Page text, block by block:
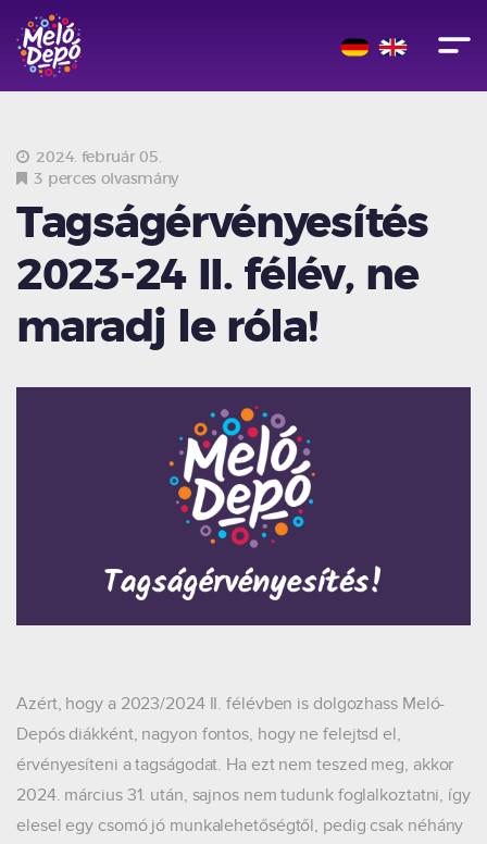
2024. február 05.
3 perces olvasmány
Tagságérvényesítés
2023-24 II. félév, ne
maradj le róla!
Azért, hogy a 2023/2024 II. félévben is dolgozhass Meló-
Depós diákként, nagyon fontos, hogy ne felejtsd el,
érvényesíteni a tagságodat. Ha ezt nem teszed meg, akkor
2024. március 31. után, sajnos nem tudunk foglalkoztatni, így
elesel egy csomó jó munkalehetőségtől, pedig csak néhány